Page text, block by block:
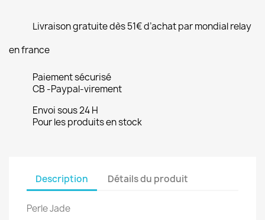
Livraison gratuite dès 51€ d’achat par mondial relay
en france
Paiement sécurisé
CB -Paypal-virement
Envoi sous 24 H
Pour les produits en stock
Description Détails du produit
Perle Jade